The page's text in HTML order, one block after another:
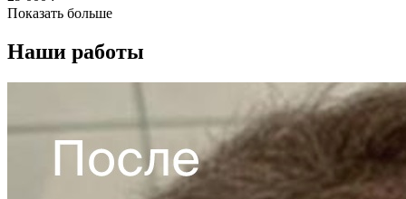
Показать больше
Наши работы